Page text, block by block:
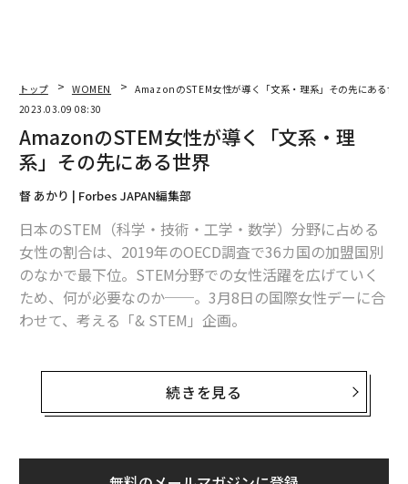
トップ WOMEN
AmazonのSTEM女性が導く「文系・理系」その先にある世界
2023.03.09 08:30
AmazonのSTEM女性が導く「文系・理
系」その先にある世界
督 あかり | Forbes JAPAN編集部
日本のSTEM（科学・技術・工学・数学）分野に占める
女性の割合は、2019年のOECD調査で36カ国の加盟国別
のなかで最下位。STEM分野での女性活躍を広げていく
ため、何が必要なのか──。3月8日の国際女性デーに合
わせて、考える「& STEM」企画。
の比率はぐっと落ち込む。大学など高等教育入学で工
学、製造、建築を専攻する人のうち、女性の割合は1
として知られている。社会心理学者が、幼年期・思春期
から成人期、労働期までの各段階で、さまざまな偏見や
続きを見る